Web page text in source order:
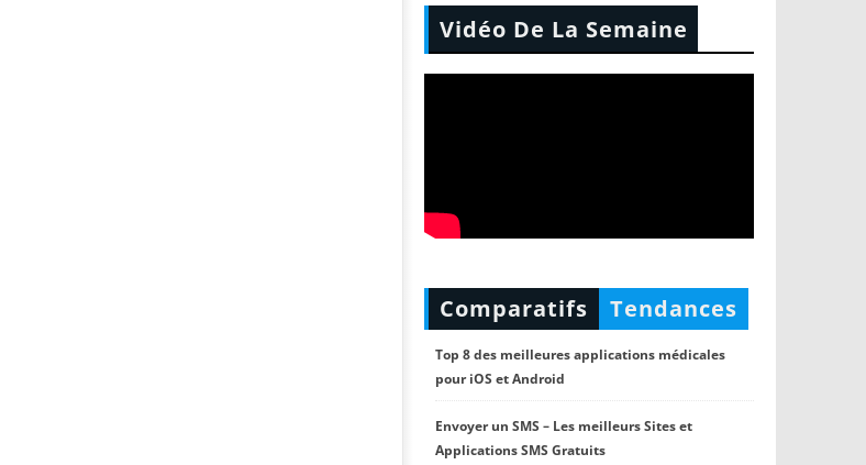
Vidéo De La Semaine
Comparatifs Tendances
Top 8 des meilleures applications médicales
pour iOS et Android
Envoyer un SMS – Les meilleurs Sites et
Applications SMS Gratuits